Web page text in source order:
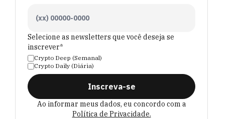
Selecione as newsletters que você deseja se
inscrever*
Crypto Deep (Semanal)
Crypto Daily (Diária)
Inscreva-se
Ao informar meus dados, eu concordo com a
Política de Privacidade.